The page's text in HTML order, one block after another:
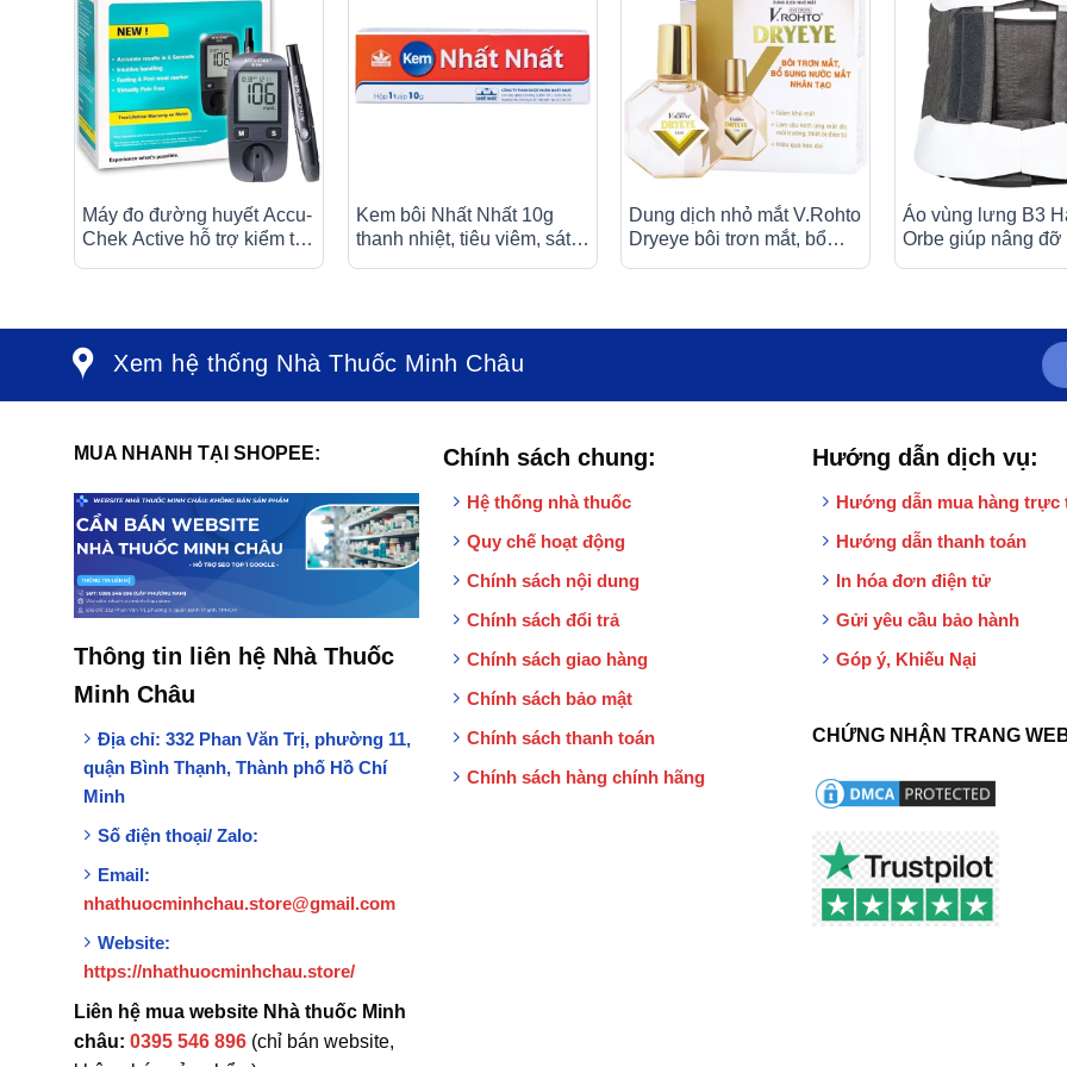
Máy đo đường huyết Accu-
Chek Active hỗ trợ kiểm tra
Kem bôi Nhất Nhất 10g
thanh nhiệt, tiêu viêm, sát
Dung dịch nhỏ mắt V.Rohto
Dryeye bôi trơn mắt, bổ
Áo vùng lưng B3
Orbe giúp nâng đỡ
Xem hệ thống Nhà Thuốc Minh Châu
MUA NHANH TẠI SHOPEE:
Thông tin liên hệ Nhà Thuốc
Minh Châu
Địa chỉ: 332 Phan Văn Trị, phường 11,
quận Bình Thạnh, Thành phố Hồ Chí
Minh
Số điện thoại/ Zalo:
Email:
nhathuocminhchau.store@gmail.com
Website:
https://nhathuocminhchau.store/
Liên hệ mua website Nhà thuốc Minh
châu: 0395 546 896(chỉ bán website,
Chính sách chung:
Hệ thống nhà thuốc
Quy chế hoạt động
Chính sách nội dung
Chính sách đổi trả
Chính sách giao hàng
Chính sách bảo mật
Chính sách thanh toán
Chính sách hàng chính hãng
Hướng dẫn dịch vụ:
Hướng dẫn mua hàng trực
Hướng dẫn thanh toán
In hóa đơn điện tử
Gửi yêu cầu bảo hành
Góp ý, Khiếu Nại
CHỨNG NHẬN TRANG